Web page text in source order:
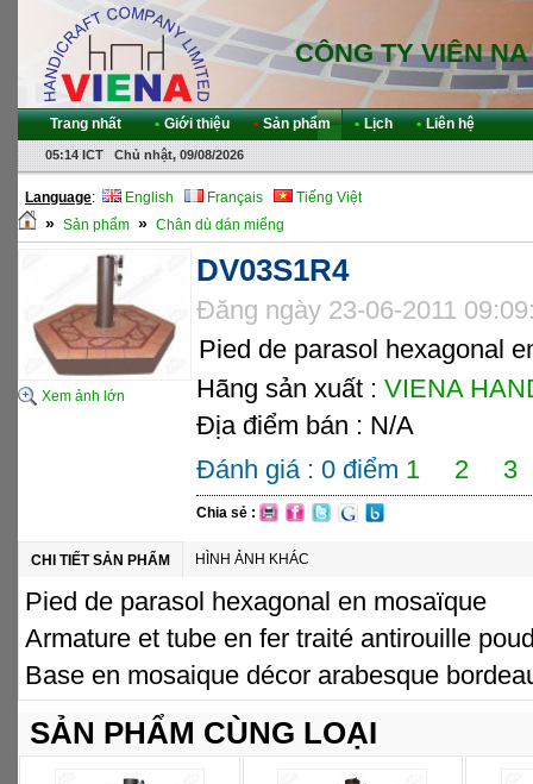
CÔNG TY VIÊN NA
Trang nhất • Giới thiệu • Sản phẩm • Lịch • Liên hệ
05:14 ICT Chủ nhật, 09/08/2026
Language: English Français Tiếng Việt
» Sản phẩm » Chân dù dán miểng
Xem ảnh lớn
DV03S1R4
Đăng ngày 23-06-2011
Pied de parasol hexagonal
Hãng sản xuất : VIENA
Địa điểm bán : N/A
Đánh giá : 0 điểm 1 2 3
Chia sẻ :
CHI TIẾT SẢN PHẨM HÌNH ẢNH KHÁC
Pied de parasol hexagonal en mosaïque
Armature et tube en fer traité antirouille
Base en mosaique décor arabesque
SẢN PHẨM CÙNG LOẠI